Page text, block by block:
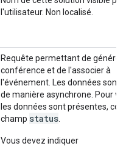
l'utilisateur. Non localisé.
Requête permettant de générer
conférence et de l'associer à
l'événement. Les données sont
de manière asynchrone. Pour
les données sont présentes,
champ status
Vous devez indiquer